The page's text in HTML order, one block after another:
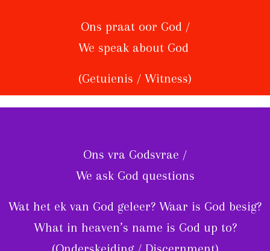
Ons praat oor God /
We speak about God
(Getuienis / Witness)
Ons vra Godsvrae /
We ask God questions
Wat het ek van God geleer? Waar is God besig?
What in heaven’s name is God up to?